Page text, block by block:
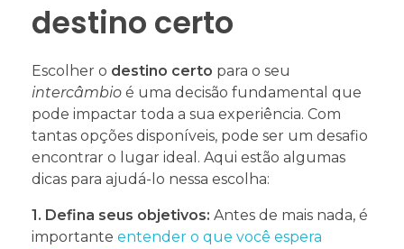
destino certo
Escolher o destino certo para o seu
intercâmbio é uma decisão fundamental que
pode impactar toda a sua experiência. Com
tantas opções disponíveis, pode ser um desafio
encontrar o lugar ideal. Aqui estão algumas
dicas para ajudá-lo nessa escolha:
1. Defina seus objetivos: Antes de mais nada, é
importante entender o que você espera